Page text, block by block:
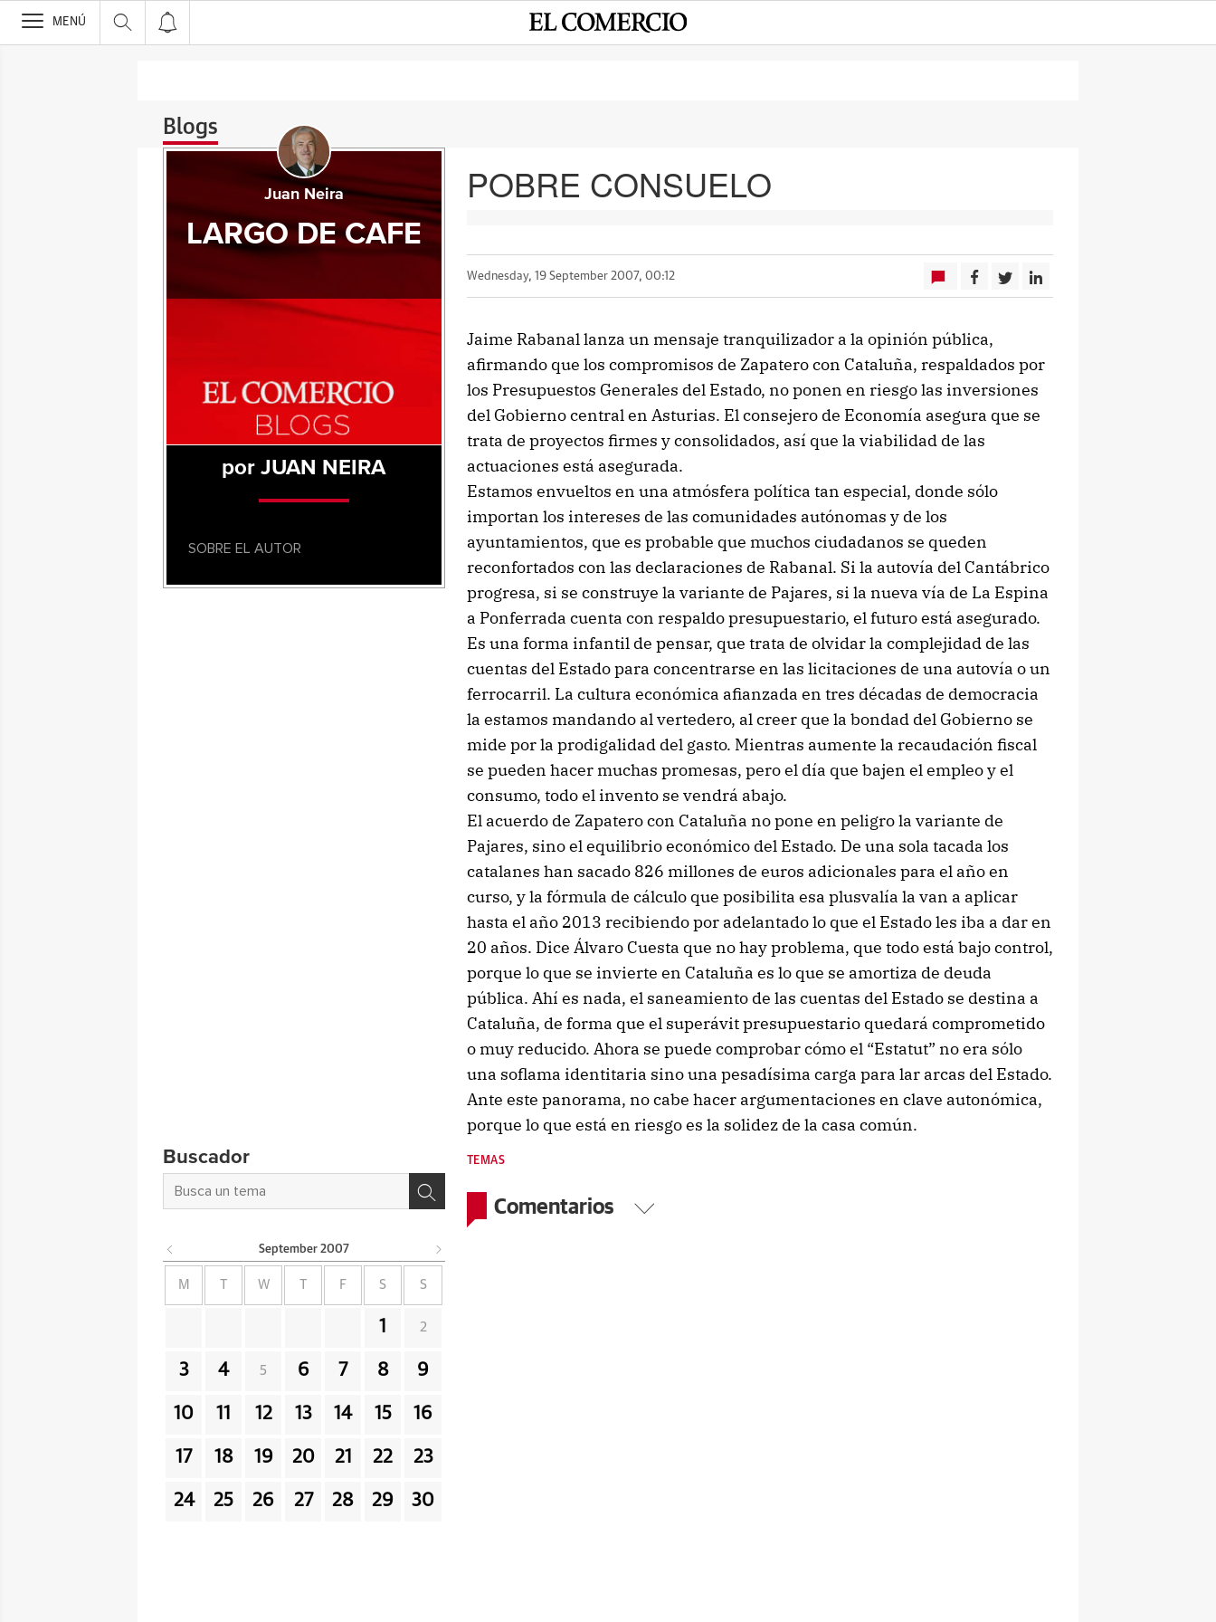
>
MENÚ
Blogs
POBRE CONSUELO
Wednesday, 19 September 2007, 00:12
Jaime Rabanal lanza un mensaje tranquilizador a la opinión pública,
afirmando que los compromisos de Zapatero con Cataluña, respaldados por
los Presupuestos Generales del Estado, no ponen en riesgo las inversiones
del Gobierno central en Asturias. El consejero de Economía asegura que se
trata de proyectos firmes y consolidados, así que la viabilidad de las
actuaciones está asegurada.
Estamos envueltos en una atmósfera política tan especial, donde sólo
importan los intereses de las comunidades autónomas y de los
ayuntamientos, que es probable que muchos ciudadanos se queden
reconfortados con las declaraciones de Rabanal. Si la autovía del Cantábrico
progresa, si se construye la variante de Pajares, si la nueva vía de La Espina
a Ponferrada cuenta con respaldo presupuestario, el futuro está asegurado.
Es una forma infantil de pensar, que trata de olvidar la complejidad de las
cuentas del Estado para concentrarse en las licitaciones de una autovía o un
ferrocarril. La cultura económica afianzada en tres décadas de democracia
la estamos mandando al vertedero, al creer que la bondad del Gobierno se
mide por la prodigalidad del gasto. Mientras aumente la recaudación fiscal
se pueden hacer muchas promesas, pero el día que bajen el empleo y el
consumo, todo el invento se vendrá abajo.
El acuerdo de Zapatero con Cataluña no pone en peligro la variante de
Pajares, sino el equilibrio económico del Estado. De una sola tacada los
catalanes han sacado 826 millones de euros adicionales para el año en
curso, y la fórmula de cálculo que posibilita esa plusvalía la van a aplicar
hasta el año 2013 recibiendo por adelantado lo que el Estado les iba a dar en
20 años. Dice Álvaro Cuesta que no hay problema, que todo está bajo control,
porque lo que se invierte en Cataluña es lo que se amortiza de deuda
pública. Ahí es nada, el saneamiento de las cuentas del Estado se destina a
Cataluña, de forma que el superávit presupuestario quedará comprometido
o muy reducido. Ahora se puede comprobar cómo el “Estatut” no era sólo
una soflama identitaria sino una pesadísima carga para lar arcas del Estado.
Ante este panorama, no cabe hacer argumentaciones en clave autonómica,
porque lo que está en riesgo es la solidez de la casa común.
TEMAS
Comentarios
Juan Neira
LARGO DE CAFE
por JUAN NEIRA
SOBRE EL AUTOR
Buscador
September 2007
M W F S S
1 2
3 4 5 6 7 8 9
10 11 12 13 14 15 16
17 18 19 20 21 22 23
24 25 26 27 28 29 30